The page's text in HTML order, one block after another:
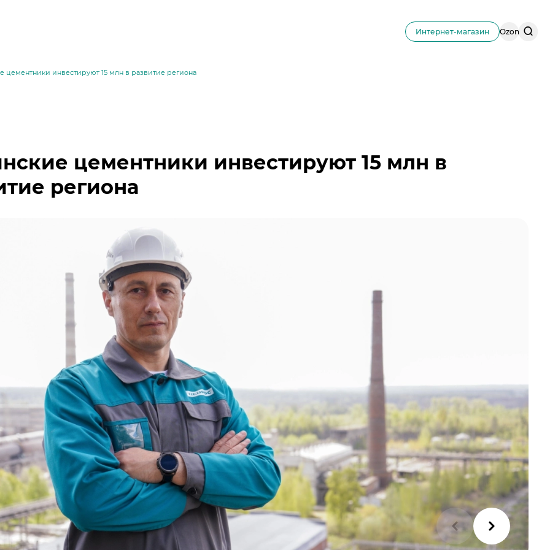
Интернет-магазин Ozon
цементники инвестируют 15 млн в развитие региона
цементники инвестируют 15 млн в
региона